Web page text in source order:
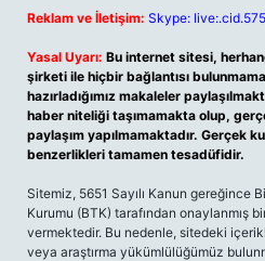
Reklam ve İletişim: Skype:
Yasal Uyarı: Bu internet sitesi,
şirketi ile hiçbir bağlantısı
hazırladığımız makaleler
haber niteliği taşımamakta olup,
paylaşım yapılmamaktadır. Gerçek
benzerlikleri tamamen tesadüfidir.
Sitemiz, 5651 Sayılı Kanun gereğince
Kurumu (BTK) tarafından onaylanmış
vermektedir. Bu nedenle, sitedeki
veya araştırma yükümlülüğümüz